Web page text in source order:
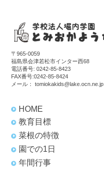
〒965-0059
福島県会津若松市インター西68
電話番号:0242-85-8423
FAX番号:0242-85-8424
メール：tomiokakids@lake.ocn.ne.jp
HOME
教育目標
菜根の特徴
園での1日
年間行事